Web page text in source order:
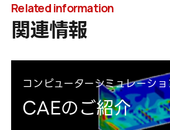
Related information
関連情報
コンピューターシミュレーシ
CAEのご紹介